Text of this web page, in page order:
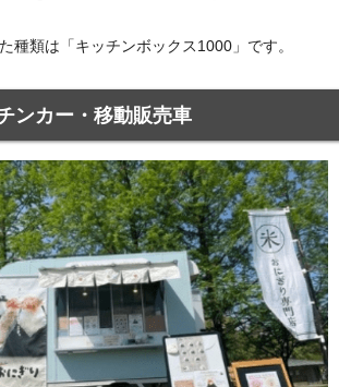
種類は「キッチンボックス1000」です。
ンカー・移動販売車